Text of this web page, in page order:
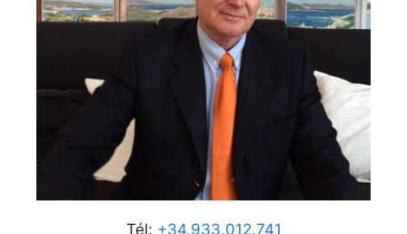
Tél: +34.933.012.741